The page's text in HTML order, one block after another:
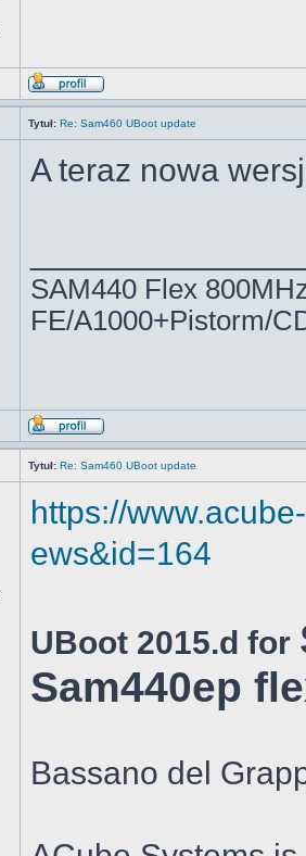
Tytuł: Re: Sam460 UBoot update
A teraz nowa
SAM440 Flex
FE/A1000+Pistorm/
Tytuł: Re: Sam460 UBoot update
https://
ews&id=164
UBoot 2015.d for
Sam440ep
Bassano del